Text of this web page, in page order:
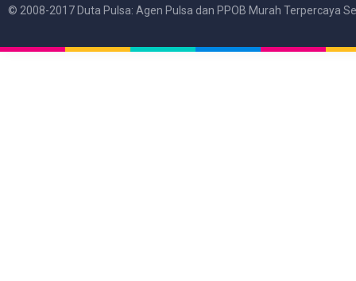
© 2008-2017 Duta Pulsa: Agen Pulsa dan PPOB Murah Terpercaya